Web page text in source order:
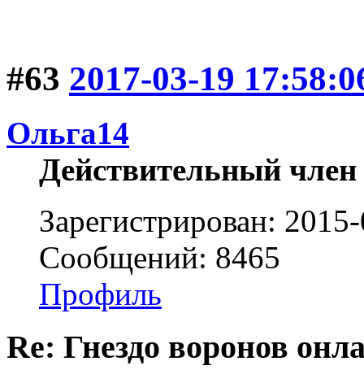
#63 2017-03-19
Ольга14
Действительный член
Зарегистрирован:
Сообщений: 8465
Профиль
Re: Гнездо воронов